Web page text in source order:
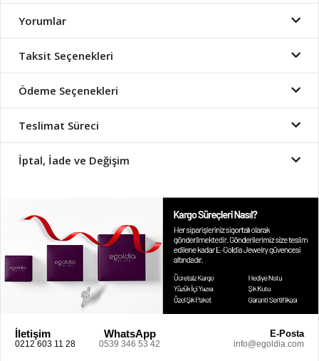
Yorumlar
Taksit Seçenekleri
Ödeme Seçenekleri
Teslimat Süreci
İptal, İade ve Değişim
İletişim
0212 603 11 28
WhatsApp
0539 346 53 42
E-Posta
info@egoldia.com